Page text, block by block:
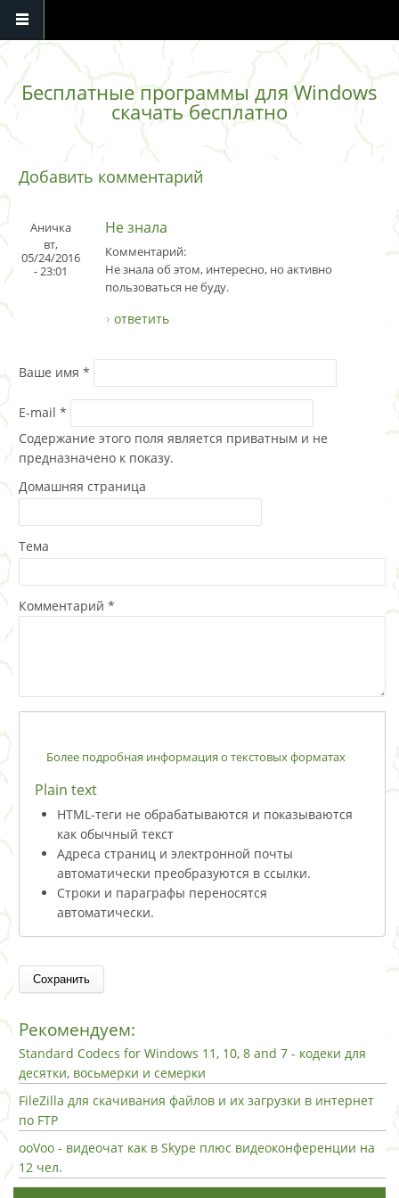
Перейти к основному содержанию
Бесплатные программы для Windows
скачать бесплатно
Добавить комментарий
Аничка
вт,
05/24/2016
- 23:01
Не знала
Комментарий:
Не знала об этом, интересно, но активно
пользоваться не буду.
ответить
Ваше имя *
E-mail *
Содержание этого поля является приватным и не
предназначено к показу.
Домашняя страница
Тема
Комментарий *
Более подробная информация о текстовых форматах
Plain text
HTML-теги не обрабатываются и показываются
как обычный текст
Адреса страниц и электронной почты
автоматически преобразуются в ссылки.
Строки и параграфы переносятся
автоматически.
Рекомендуем:
Standard Codecs for Windows 11, 10, 8 and 7 - кодеки для
десятки, восьмерки и семерки
FileZilla для скачивания файлов и их загрузки в интернет
по FTP
ooVoo - видеочат как в Skype плюс видеоконференции на
12 чел.